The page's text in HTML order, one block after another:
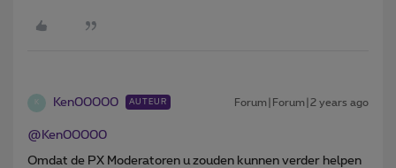
K Ken00000 AUTEUR Forum|Forum|2 years ago
@Ken00000
Omdat de PX Moderatoren u zouden kunnen verder helpen